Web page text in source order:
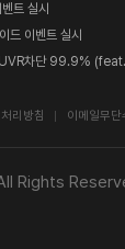
년 (전자상거래등에
록 : 5년 (전자상거래
트 실시
드 이벤트 실시
리방침 이메일무단
Rights